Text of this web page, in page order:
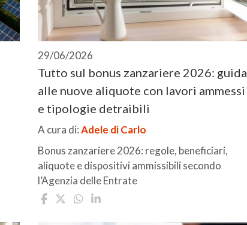
29/06/2026
Tutto sul bonus zanzariere 2026: guida
alle nuove aliquote con lavori ammessi
e tipologie detraibili
A cura di:Adele di Carlo
Bonus zanzariere 2026: regole, beneficiari,
aliquote e dispositivi ammissibili secondo
l’Agenzia delle Entrate